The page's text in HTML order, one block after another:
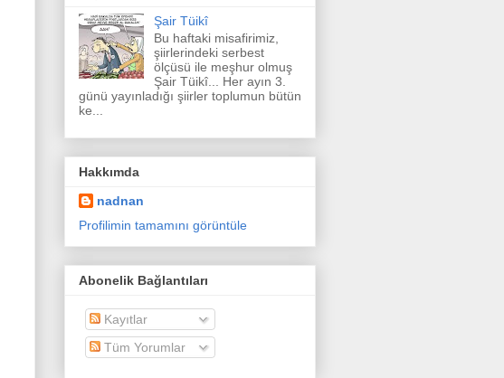
Şair Tüikî
Bu haftaki misafirimiz,
şiirlerindeki serbest
ölçüsü ile meşhur olmuş
Şair Tüikî... Her ayın 3.
günü yayınladığı şiirler toplumun bütün
ke...
Hakkımda
nadnan
Profilimin tamamını görüntüle
Abonelik Bağlantıları
Kayıtlar
Tüm Yorumlar